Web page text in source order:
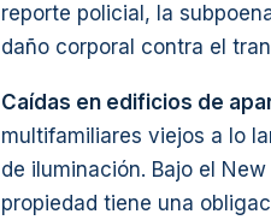
reporte policial, la
daño corporal contra el
Caídas en edificios de
multifamiliares viejos a lo
de iluminación. Bajo el
propiedad tiene una